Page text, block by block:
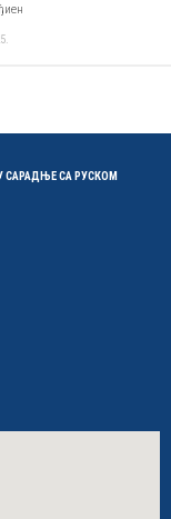
САРАДЊЕ СА РУСКОМ